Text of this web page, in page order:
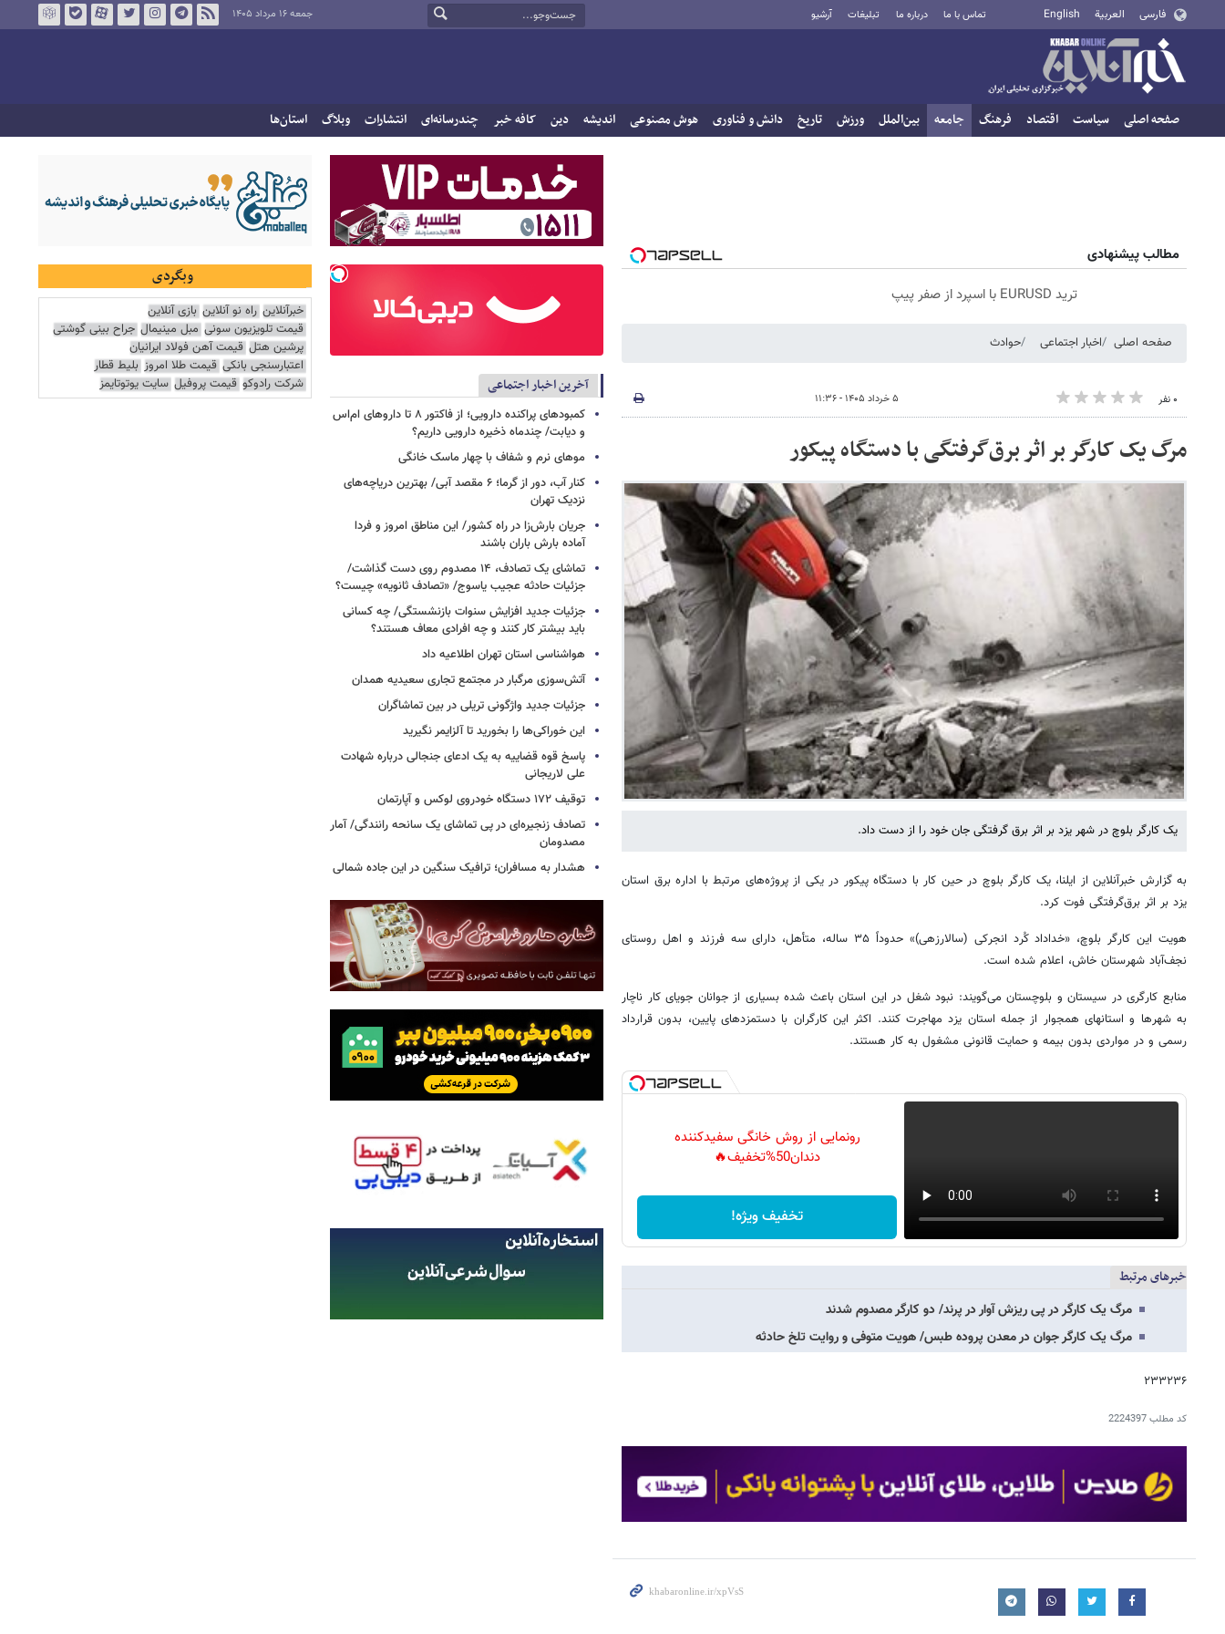
فارسی العربية English تماس با ما درباره ما تبلیغات آرشیو جمعه ۱۶ مرداد ۱۴۰۵
صفحه اصلی سیاست اقتصاد فرهنگ جامعه بین‌الملل ورزش تاریخ دانش و فناوری هوش مصنوعی اندیشه دین کافه خبر چندرسانه‌ای انتشارات وبلاگ استان‌ها
مطالب پیشنهادی
ترید EURUSD با اسپرد از صفر پیپ
صفحه اصلی اخبار اجتماعی حوادث
۰ نفر ۵ خرداد ۱۴۰۵ - ۱۱:۳۶
مرگ یک کارگر بر اثر برق‌گرفتگی با دستگاه پیکور
یک کارگر بلوچ در شهر یزد بر اثر برق گرفتگی جان خود را از دست داد.
به گزارش خبرآنلاین از ایلنا، یک کارگر بلوچ در حین کار با دستگاه پیکور در یکی از پروژه‌های مرتبط با اداره برق استان
یزد بر اثر برق‌گرفتگی فوت کرد.
هویت این کارگر بلوچ، «خداداد کُرد انجرکی (سالارزهی)» حدوداً ۳۵ ساله، متأهل، دارای سه فرزند و اهل روستای
نجف‌آباد شهرستان خاش، اعلام شده است.
منابع کارگری در سیستان و بلوچستان می‌گویند: نبود شغل در این استان باعث شده بسیاری از جوانان جویای کار ناچار
به شهرها و استانهای همجوار از جمله استان یزد مهاجرت کنند. اکثر این کارگران با دستمزدهای پایین، بدون قرارداد
رسمی و در مواردی بدون بیمه و حمایت قانونی مشغول به کار هستند.
رونمایی از روش خانگی سفیدکننده
دندان50%تخفیف🔥
تخفیف ویژه!
خبرهای مرتبط
مرگ یک کارگر در پی ریزش آوار در پرند/ دو کارگر مصدوم شدند
مرگ یک کارگر جوان در معدن پروده طبس/ هویت متوفی و روایت تلخ حادثه
۲۳۳۲۳۶
کد مطلب2224397
آخرین اخبار اجتماعی
کمبودهای پراکنده دارویی؛ از فاکتور ۸ تا داروهای ام‌اس
و دیابت/ چندماه ذخیره دارویی داریم؟
موهای نرم و شفاف با چهار ماسک خانگی
کنار آب، دور از گرما؛ ۶ مقصد آبی/ بهترین دریاچه‌های
نزدیک تهران
جریان بارش‌زا در راه کشور/ این مناطق امروز و فردا
آماده بارش باران باشند
تماشای یک تصادف، ۱۴ مصدوم روی دست گذاشت/
جزئیات حادثه عجیب یاسوج/ «تصادف ثانویه» چیست؟
جزئیات جدید افزایش سنوات بازنشستگی/ چه کسانی
باید بیشتر کار کنند و چه افرادی معاف هستند؟
هواشناسی استان تهران اطلاعیه داد
آتش‌سوزی مرگبار در مجتمع تجاری سعیدیه همدان
جزئیات جدید واژگونی تریلی در بین تماشاگران
این خوراکی‌ها را بخورید تا آلزایمر نگیرید
پاسخ قوه قضاییه به یک ادعای جنجالی درباره شهادت
علی لاریجانی
توقیف ۱۷۲ دستگاه خودروی لوکس و آپارتمان
تصادف زنجیره‌ای در پی تماشای یک سانحه رانندگی/ آمار
مصدومان
هشدار به مسافران؛ ترافیک سنگین در این جاده شمالی
وبگردی
خبرآنلاین راه نو آنلاین بازی آنلاین
قیمت تلویزیون سونی مبل مینیمال جراح بینی گوشتی
پرشین هتل قیمت آهن فولاد ایرانیان
اعتبارسنجی بانکی قیمت طلا امروز بلیط قطار
شرکت رادوکو قیمت پروفیل سایت یوتوتایمز